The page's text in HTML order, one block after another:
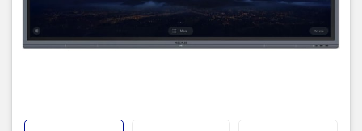
Công nghệ cảm
ứng
Hồng ngoại IR
Điểm chạm: Tối đa 20 điểm
Kính